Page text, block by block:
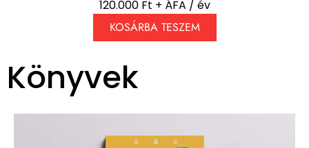
120.000 Ft + ÁFA / év
KOSÁRBA TESZEM
Könyvek